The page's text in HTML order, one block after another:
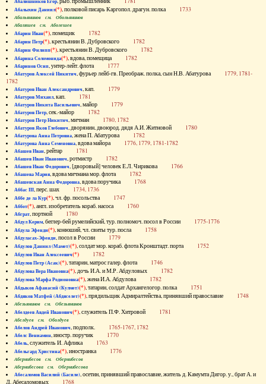
Абалыхин Даниил(*), полковой писарь Каргопол. драгун. полка 1733
Абальянинов см. Обольянинов
Абаляшев см. Аболешев
Абарин Иван(*), помещик 1782
Абарин Петр(*), крестьянин В. Дубровского 1782
Абарин Филипп(*), крестьянин В. Дубровского 1782
Абарина Соломонида(*), вдова, помещица 1782
Абаринов Осип, унтер-лейт. флота 1777
Абатуров Алексей Никитич, фурьер лейб-гв. Преображ. полка, сын Н.В. Абатурова 1779, 1781-
1782
Абатуров Иван Александрович, кап. 1779
Абатуров Михаил, кап. 1781
Абатуров Никита Васильевич, майор 1779
Абатуров Петр, сек.-майор 1782
Абатуров Петр Никитич, мичман 1780, 1782
Абатуров Яков Глебович, дворянин, двоюрод. дядя А.И. Житновой 1780
Абатурова Анна Петровна, жена П. Абатурова 1782
Абатурова Анна Семеновна, вдова майора 1776, 1779, 1781-1782
Абашев Иван, рейтар 1781
Абашев Иван Иванович, ротмистр 1782
Абашев Иван Федорович, [дворовый] человек Е.Л. Чирикова 1766
Абашева Мария, вдова мичмана мор. флота 1782
Абашевская Анна Федоровна, вдова поручика 1768
Аббас III, перс. шах 1734, 1736
Аббе де ла Кур(*), чл. фр. посольства 1747
Аббот(*), англ. изобретатель кораб. насоса 1760
Абграт, портной 1780
Абдул Керим, беглер-бей румелийский, тур. полномоч. посол в России 1775-1776
Абдула Эфенди(*), конюший, чл. свиты тур. посла 1758
Абдуласах-Эфенди, посол в России 1779
Абдулов Даниил (Мамет)(*), солдат мор. кораб. флота Кронштадт. порта 1752
Абдулов Иван Алексеевич(*) 1782
Абдулов Петр (Асак)(*), татарин, матрос галер. флота 1746
Абдулова Вера Ивановна(*), дочь И.А. и М.Р. Абдуловых 1782
Абдулова Марфа Родионовна(*), жена И.А. Абдулова 1782
Абдыков Афанасий (Кулмет)(*), татарин, солдат Архангелогор. полка 1751
Абдяков Матфей (Абдяселет)(*), прядильщик Адмиралтейства, принявший православие 1748
Абезьянинов см. Обезьянинов
Абелдеев Авдей Иванович(*), служитель П.Ф. Хитровой 1781
Абелдуев см. Оболдуев
Абелов Андрей Иванович, подполк. 1765-1767, 1782
Абелс Вениамин, иностр. поручик 1770
Абель, служитель И. Афлика 1763
Абельгард Христина(*), иностранка 1776
Абернибесов см. Обернибесов
Абернибесова см. Обернибесова
Абесаломов Василий (Басиле), осетин, принявший православие, житель д. Камумта Дигор. у., брат А. и
Д. Абесаломовых 1768